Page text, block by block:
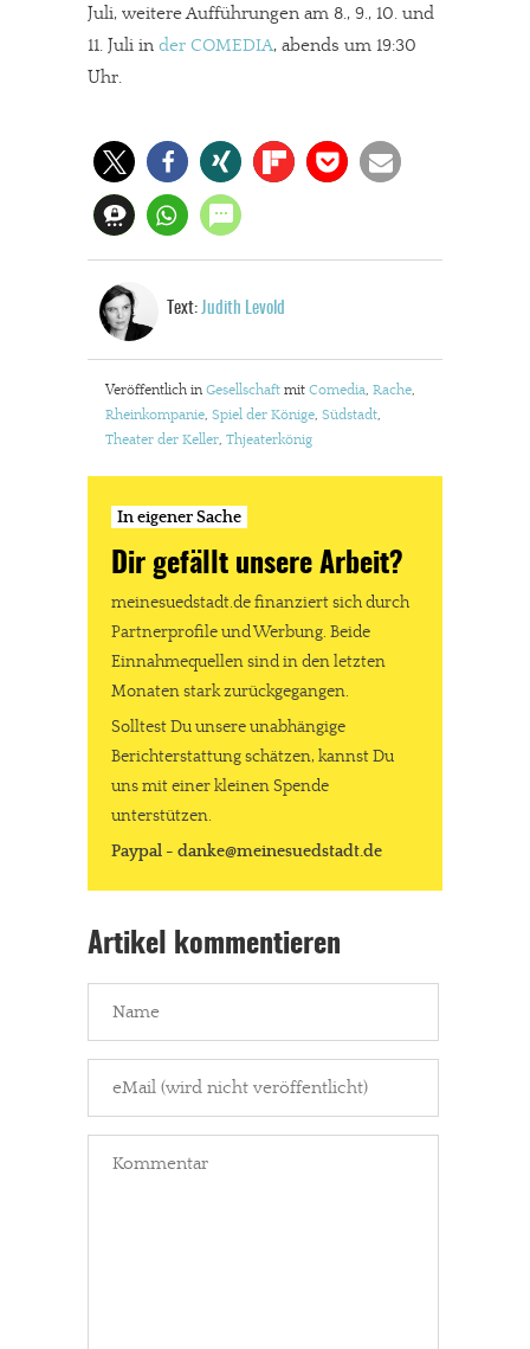
In eigener Sache
Dir gefällt unsere Arbeit?
meinesuedstadt.de finanziert sich durch Partnerprofile und
Werbung. Beide Einnahmequellen sind in den letzten Monaten
kannst Du uns mit einer kleinen Spende unterstützen.
Paypal - danke@meinesuedstadt.de
JETZT SPENDEN Schon erledigt!
Juli, weitere Aufführungen am 8., 9., 10. und
11. Juli in der COMEDIA, abends um 19:30
Uhr.
Text: Judith Levold
Veröffentlich in Gesellschaft mit Comedia, Rache,
Rheinkompanie, Spiel der Könige, Südstadt,
Theater der Keller, Thjeaterkönig
In eigener Sache
Dir gefällt unsere Arbeit?
meinesuedstadt.de finanziert sich durch
Partnerprofile und Werbung. Beide
Einnahmequellen sind in den letzten
Monaten stark zurückgegangen.
Solltest Du unsere unabhängige
Berichterstattung schätzen, kannst Du
uns mit einer kleinen Spende
unterstützen.
Paypal - danke@meinesuedstadt.de
Artikel kommentieren